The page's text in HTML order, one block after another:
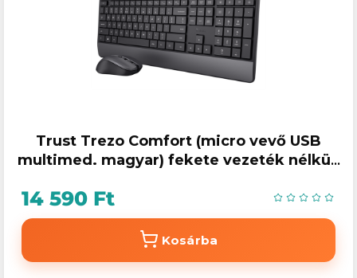
Trust Trezo Comfort (micro vevő USB
multimed. magyar) fekete vezeték nélküli
14 590 Ft
Kosárba